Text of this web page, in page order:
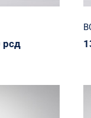
рсдRaspon